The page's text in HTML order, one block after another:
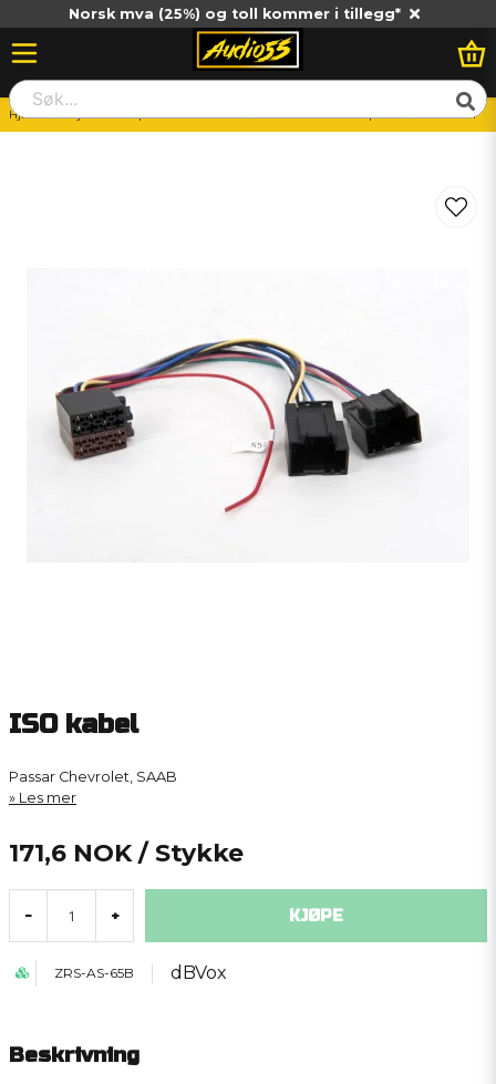
Norsk mva (25%) og toll kommer i tillegg*
Hjem Billjud Vad passar till min bil? Osorterat modellanpassat ISO kabel
ISO kabel
Passar Chevrolet, SAAB
Les mer
171,6 NOK / Stykke
- + KJØPE
ZRS-AS-65B dBVox
Beskrivning